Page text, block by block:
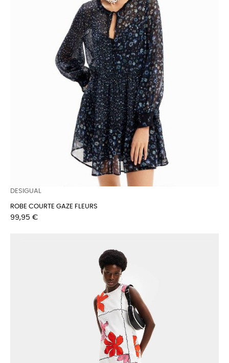
DESIGUAL
ROBE COURTE GAZE FLEURS
Prix
99,95 €